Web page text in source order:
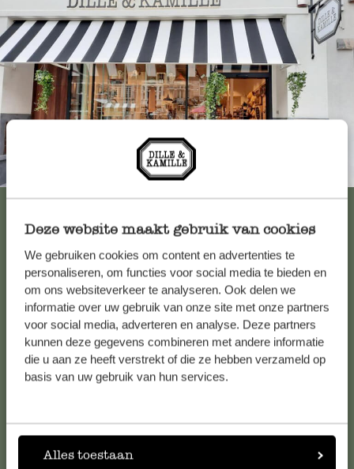
Deze website maakt gebruik van cookies
We gebruiken cookies om content en advertenties te
personaliseren, om functies voor social media te bieden en
om ons websiteverkeer te analyseren. Ook delen we
informatie over uw gebruik van onze site met onze partners
voor social media, adverteren en analyse. Deze partners
kunnen deze gegevens combineren met andere informatie
die u aan ze heeft verstrekt of die ze hebben verzameld op
basis van uw gebruik van hun services.
Alles toestaan
Immer in der Nähe
Kundenservice/Hilfe
Falls Sie Fragen haben oder Tipps und Hilfe brauchen, wenden
Sie sich bitte an unseren Kundenservice. Oder lesen Sie hier
die Antworten auf häufig gestellte Fragen